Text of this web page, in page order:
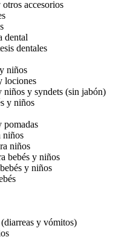
accesorios
dental
dentales
niños
lociones
niños y syndets (sin jabón)
y niños
pomadas
niños
niños
bebés y niños
y niños
y vómitos)